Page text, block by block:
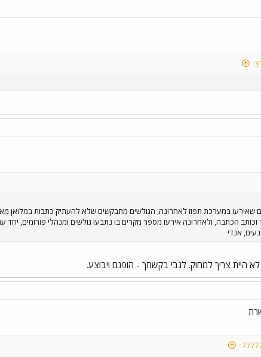
שאירעו במערכת תפוז לאחרונה, הגולשים מתבקשים שלא להעתיק כתבות
הכתבה, ולאחרונה אירעו מספר מקרים בו נתבעו גולשים ומנהלי פורומים,
אנדי
היית צריך למחוק. לגבי בקשתך - הופנם ויבוצע.